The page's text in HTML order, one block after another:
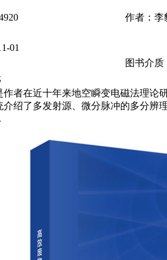
作者：李
01
图书介质
作者在近十年来地空瞬变电磁法理论
介绍了多发射源、微分脉冲的多分辨